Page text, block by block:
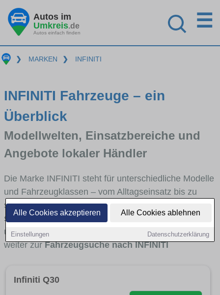
Alle Cookies akzeptieren Alle Cookies ablehnen
Einstellungen Datenschutzerklärung
Autos im
Umkreis.de
Autos einfach finden
☰
❯ MARKEN ❯ INFINITI
INFINITI Fahrzeuge – ein
Überblick
Modellwelten, Einsatzbereiche und
Angebote lokaler Händler
Die Marke INFINITI steht für unterschiedliche Modelle
und Fahrzeugklassen – vom Alltagseinsatz bis zu
speziellen Anforderungen. Hier bekommst du einen
schnellen Überblick über die wichtigsten Modellreihen
und für wen INFINITI besonders interessant ist. Direkt
weiter zurFahrzeugsuche nach INFINITI
Infiniti Q30